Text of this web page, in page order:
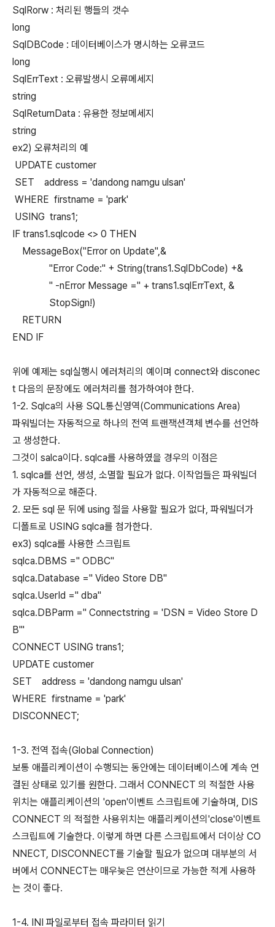
SqlRorw : 처리된 행들의 갯수
long
SqlDBCode : 데이터베이스가 명시하는 오류코드
long
SqlErrText : 오류발생시 오류메세지
string
SqlReturnData : 유용한 정보메세지
string
ex2) 오류처리의 예
UPDATE customer
SET address = 'dandong namgu ulsan'
WHERE firstname = 'park'
USING trans1;
IF trans1.sqlcode <> 0 THEN
MessageBox("Error on Update",&
"Error Code:" + String(trans1.SqlDbCode) +&
" -nError Message =" + trans1.sqlErrText, &
StopSign!)
RETURN
END IF
위에 예제는 sql실행시 에러처리의 예이며 connect와 disconec
t 다음의 문장에도 에러처리를 첨가하여야 한다.
1-2. Sqlca의 사용 SQL통신영역(Communications Area)
파워빌더는 자동적으로 하나의 전역 트랜잭션객체 변수를 선언하
고 생성한다.
그것이 salca이다. sqlca를 사용하였을 경우의 이점은
1. sqlca를 선언, 생성, 소멸할 필요가 없다. 이작업들은 파워빌더
가 자동적으로 해준다.
2. 모든 sql 문 뒤에 using 절을 사용할 필요가 없다, 파워빌더가
디폴트로 USING sqlca를 첨가한다.
ex3) sqlca를 사용한 스크립트
sqlca.DBMS =" ODBC"
sqlca.Database =" Video Store DB"
sqlca.UserId =" dba"
sqlca.DBParm =" Connectstring = 'DSN = Video Store D
B'"
CONNECT USING trans1;
UPDATE customer
SET address = 'dandong namgu ulsan'
WHERE firstname = 'park'
DISCONNECT;
1-3. 전역 접속(Global Connection)
보통 애플리케이션이 수행되는 동안에는 데이터베이스에 계속 연
결된 상태로 있기를 원한다. 그래서 CONNECT 의 적절한 사용
위치는 애플리케이션의 'open'이벤트 스크립트에 기술하며, DIS
CONNECT 의 적절한 사용위치는 애플리케이션의'close'이벤트
스크립트에 기술한다. 이렇게 하면 다른 스크립트에서 더이상 CO
NNECT, DISCONNECT를 기술할 필요가 없으며 대부분의 서
버에서 CONNECT는 매우늦은 연산이므로 가능한 적게 사용하
는 것이 좋다.
1-4. INI 파일로부터 접속 파라미터 읽기